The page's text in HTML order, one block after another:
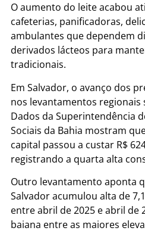
O aumento do leite acabou
cafeterias, panificadoras,
ambulantes que dependem
derivados lácteos para
tradicionais.
Em Salvador, o avanço dos
nos levantamentos regionais
Dados da Superintendência
Sociais da Bahia mostram
capital passou a custar R$
registrando a quarta alta
Outro levantamento aponta
Salvador acumulou alta de
entre abril de 2025 e abril de
baiana entre as maiores